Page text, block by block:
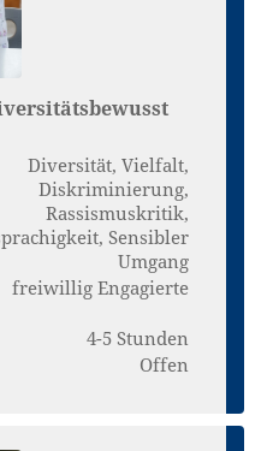
Diversität, Vielfalt,
Diskriminierung,
Rassismuskritik,
Sensibler
Umgang
freiwillig Engagierte
4-5 Stunden
Offen